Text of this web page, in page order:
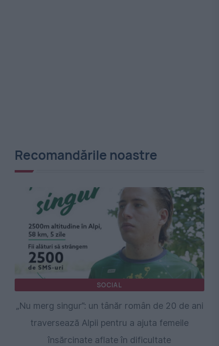
Recomandările noastre
SOCIAL
„Nu merg singur”: un tânăr român de 20 de ani
traversează Alpii pentru a ajuta femeile
însărcinate aflate în dificultate